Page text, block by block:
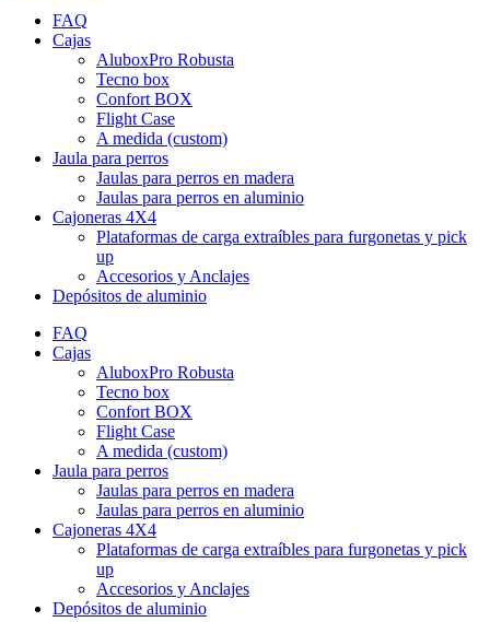
FAQ
Cajas
AluboxPro Robusta
Tecno box
Confort BOX
Flight Case
A medida (custom)
Jaula para perros
Jaulas para perros en madera
Jaulas para perros en aluminio
Cajoneras 4X4
Plataformas de carga extraíbles para furgonetas y pick
up
Accesorios y Anclajes
Depósitos de aluminio
FAQ
Cajas
AluboxPro Robusta
Tecno box
Confort BOX
Flight Case
A medida (custom)
Jaula para perros
Jaulas para perros en madera
Jaulas para perros en aluminio
Cajoneras 4X4
Plataformas de carga extraíbles para furgonetas y pick
up
Accesorios y Anclajes
Depósitos de aluminio